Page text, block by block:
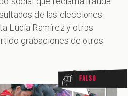
de las elecciones
Lucía Ramírez y otros
grabaciones de otros
Falso